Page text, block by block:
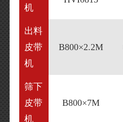
机
出料
皮带
机
B800×2.2M
筛下
皮带
机
B800×7M